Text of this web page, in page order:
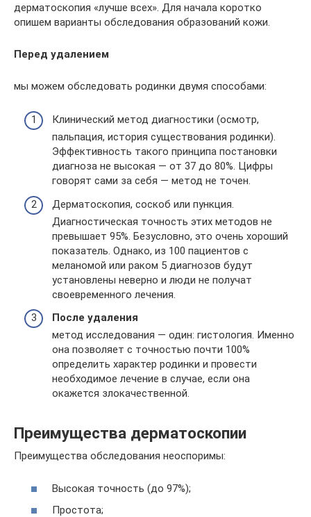
дерматоскопия «лучше всех». Для начала коротко
опишем варианты обследования образований кожи.
Перед удалением
мы можем обследовать родинки двумя способами:
Клинический метод диагностики (осмотр,
пальпация, история существования родинки).
Эффективность такого принципа постановки
диагноза не высокая — от 37 до 80%. Цифры
говорят сами за себя — метод не точен.
Дерматоскопия, соскоб или пункция.
Диагностическая точность этих методов не
превышает 95%. Безусловно, это очень хороший
показатель. Однако, из 100 пациентов с
меланомой или раком 5 диагнозов будут
установлены неверно и люди не получат
своевременного лечения.
После удаления
метод исследования — один: гистология. Именно
она позволяет с точностью почти 100%
определить характер родинки и провести
необходимое лечение в случае, если она
окажется злокачественной.
Преимущества дерматоскопии
Преимущества обследования неоспоримы:
Высокая точность (до 97%);
Простота;